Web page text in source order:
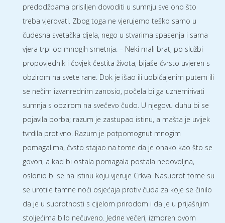
predodžbama prisiljen dovoditi u sumnju sve ono što
treba vjerovati. Zbog toga ne vjerujemo teško samo u
čudesna svetačka djela, nego u stvarima spasenja i sama
vjera trpi od mnogih smetnja. – Neki mali brat, po službi
propovjednik i čovjek čestita života, bijaše čvrsto uvjeren s
obzirom na svete rane. Dok je išao ili uobičajenim putem ili
se nečim izvanrednim zanosio, počela bi ga uznemirivati
sumnja s obzirom na svečevo čudo. U njegovu duhu bi se
pojavila borba; razum je zastupao istinu, a mašta je uvijek
tvrdila protivno. Razum je potpomognut mnogim
pomagalima, čvsto stajao na tome da je onako kao što se
govori, a kad bi ostala pomagala postala nedovoljna,
oslonio bi se na istinu koju vjeruje Crkva. Nasuprot tome su
se urotile tamne noći osjećaja protiv čuda za koje se činilo
da je u suprotnosti s cijelom prirodom i da je u prijašnjim
stoljećima bilo nečuveno. Jedne večeri, izmoren ovom